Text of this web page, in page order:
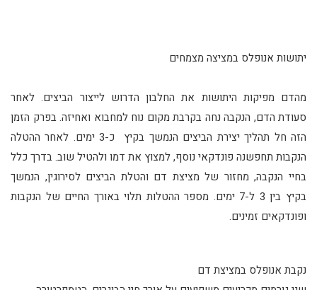
יתושות אנופלס במציצה מצמחים
מהדם מפיקות היתושות את החלבון הדרוש לייצור הביצים. לאחר
סעודת הדם, הנקבה נחה בקרבת מקום נוח למחבוא ואחיזה. בפרק הזמן
הזה חל תהליך יצירת הביצים הנמשך בקיץ כ-3 ימים. לאחר ההטלה
הנקבות תחפשנה פונדקאי נוסף, למצוץ את דמו ולהטיל שוב. בדרך כלל
בחיי הנקבה, מחזור של מציצת דם והטלת הביצים לסירוגין, הנמשך
בקיץ בין 3 ל-7 ימים. מספר ההטלות תלוי באורך החיים של הנקבות
ופונדקאים זמינים.
נקבת אנופלס במציצת דם